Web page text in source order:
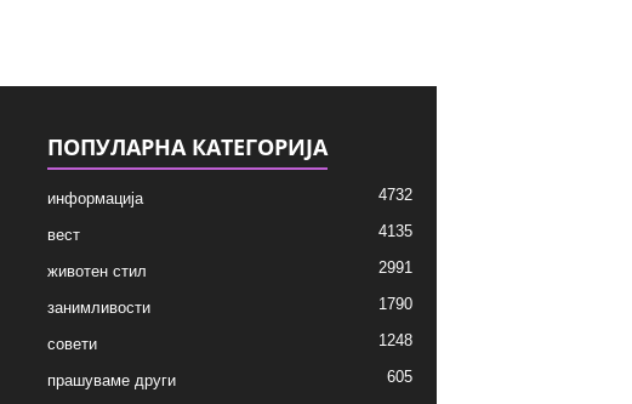
ПОПУЛАРНА КАТЕГОРИЈА
информација 4732
вест 4135
животен стил 2991
занимливости 1790
совети 1248
прашуваме други 605